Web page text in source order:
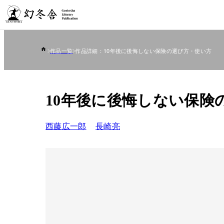
作品一覧 作品詳細：10年後に後悔しない保険の選び方・使い方
10年後に後悔しない保険
西藤広一郎 長崎亮